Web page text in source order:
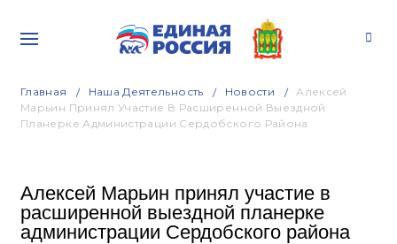
Главная Наша Деятельность Новости
Алексей
Марьин Принял Участие В Расширенной Выездной
Планерке Администрации Сердобского Района
Алексей Марьин принял участие в
расширенной выездной планерке
администрации Сердобского района